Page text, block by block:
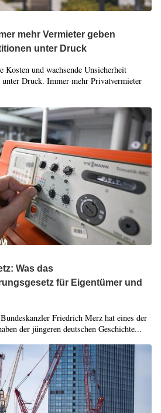
mehr Vermieter geben
unter Druck
Kosten und wachsende Unsicherheit
unter Druck. Immer mehr Privatvermieter
Was das
für Eigentümer und
Friedrich Merz hat eines der
der jüngeren deutschen Geschichte...